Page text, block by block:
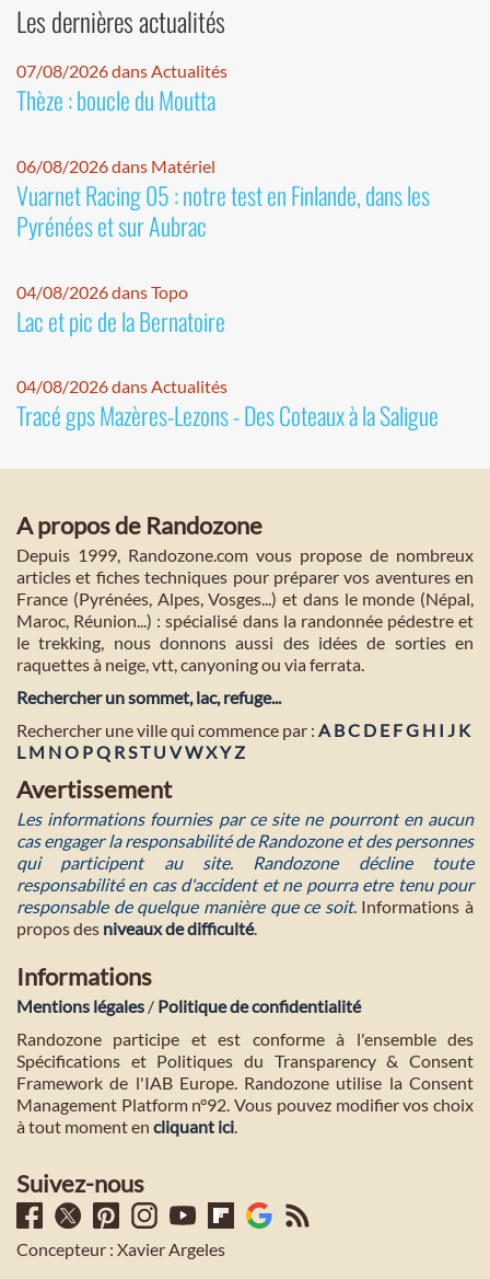
Les dernières actualités
07/08/2026 dans Actualités
Thèze : boucle du Moutta
06/08/2026 dans Matériel
Vuarnet Racing 05 : notre test en Finlande, dans les
Pyrénées et sur Aubrac
04/08/2026 dans Topo
Lac et pic de la Bernatoire
04/08/2026 dans Actualités
Tracé gps Mazères-Lezons - Des Coteaux à la Saligue
A propos de Randozone
Depuis 1999, Randozone.com vous propose de nombreux
articles et fiches techniques pour préparer vos aventures en
France (Pyrénées, Alpes, Vosges...) et dans le monde (Népal,
Maroc, Réunion...) : spécialisé dans la randonnée pédestre et
le trekking, nous donnons aussi des idées de sorties en
raquettes à neige, vtt, canyoning ou via ferrata.
Rechercher un sommet, lac, refuge...
Rechercher une ville qui commence par : A BC D E FG H I J K
L M NO PQ RST U VWXYZ
Avertissement
Les informations fournies par ce site ne pourront en aucun
cas engager la responsabilité de Randozone et des personnes
qui participent au site. Randozone décline toute
responsabilité en cas d'accident et ne pourra etre tenu pour
responsable de quelque manière que ce soit. Informations à
propos des niveaux de difficulté.
Informations
Mentions légales / Politique de confidentialité
Randozone participe et est conforme à l'ensemble des
Spécifications et Politiques du Transparency & Consent
Framework de l'IAB Europe. Randozone utilise la Consent
Management Platform n°92. Vous pouvez modifier vos choix
à tout moment en cliquant ici.
Suivez-nous
Concepteur : Xavier Argeles